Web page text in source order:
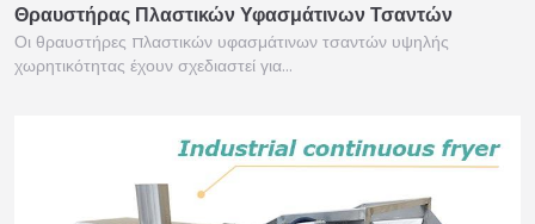
Θραυστήρας Πλαστικών Υφασμάτινων Τσαντών
Οι θραυστήρες πλαστικών υφασμάτινων τσαντών υψηλής
χωρητικότητας έχουν σχεδιαστεί για…